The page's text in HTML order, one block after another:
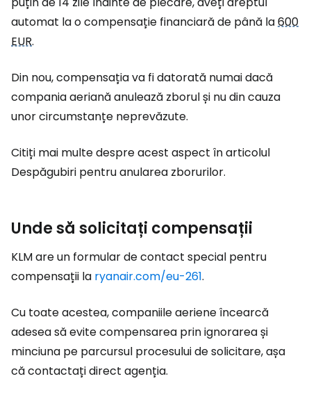
automat la o compensație financiară de până la600
EUR.
Din nou, compensația va fi datorată numai dacă
compania aeriană anulează zborul și nu din cauza
unor circumstanțe neprevăzute.
Citiți mai multe despre acest aspect în articolul
Despăgubiri pentru anularea zborurilor.
Unde să solicitați compensații
KLM are un formular de contact special pentru
compensații la ryanair.com/eu-261.
Cu toate acestea, companiile aeriene încearcă
adesea să evite compensarea prin ignorarea și
minciuna pe parcursul procesului de solicitare, așa
că contactați direct agenția.